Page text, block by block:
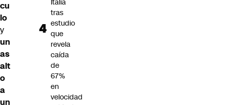
cu
lo
y
un
as
alt
o
a
un
Italia
tras
estudio
que
revela
caída
de
67%
en
velocidad